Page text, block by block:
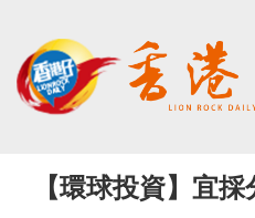
【環球投資】宜